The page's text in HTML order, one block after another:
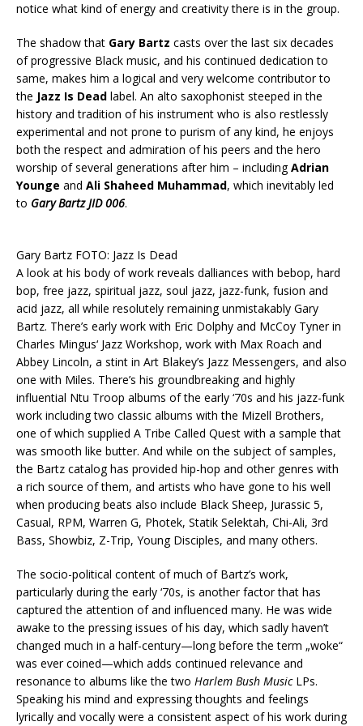
notice what kind of energy and creativity there is in the group.
The shadow that Gary Bartz casts over the last six decades
of progressive Black music, and his continued dedication to
same, makes him a logical and very welcome contributor to
the Jazz Is Dead label. An alto saxophonist steeped in the
history and tradition of his instrument who is also restlessly
experimental and not prone to purism of any kind, he enjoys
both the respect and admiration of his peers and the hero
worship of several generations after him – includingAdrian
Younge and Ali Shaheed Muhammad, which inevitably led
to Gary Bartz JID 006.
Gary Bartz FOTO: Jazz Is Dead
A look at his body of work reveals dalliances with bebop, hard
bop, free jazz, spiritual jazz, soul jazz, jazz-funk, fusion and
acid jazz, all while resolutely remaining unmistakably Gary
Bartz. There’s early work with Eric Dolphy and McCoy Tyner in
Charles Mingus‘ Jazz Workshop, work with Max Roach and
Abbey Lincoln, a stint in Art Blakey’s Jazz Messengers, and also
one with Miles. There’s his groundbreaking and highly
influential Ntu Troop albums of the early ‘70s and his jazz-funk
work including two classic albums with the Mizell Brothers,
one of which supplied A Tribe Called Quest with a sample that
was smooth like butter. And while on the subject of samples,
the Bartz catalog has provided hip-hop and other genres with
a rich source of them, and artists who have gone to his well
when producing beats also include Black Sheep, Jurassic 5,
Casual, RPM, Warren G, Photek, Statik Selektah, Chi-Ali, 3rd
Bass, Showbiz, Z-Trip, Young Disciples, and many others.
The socio-political content of much of Bartz’s work,
particularly during the early ‘70s, is another factor that has
captured the attention of and influenced many. He was wide
awake to the pressing issues of his day, which sadly haven’t
changed much in a half-century—long before the term „woke“
was ever coined—which adds continued relevance and
resonance to albums like the two Harlem Bush MusicLPs.
Speaking his mind and expressing thoughts and feelings
lyrically and vocally were a consistent aspect of his work during